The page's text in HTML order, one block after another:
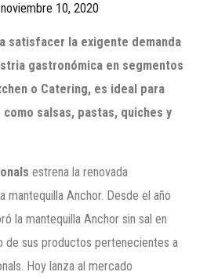
noviembre 10, 2020
satisfacer la exigente demanda
gastronómica en segmentos
o Catering, es ideal para
salsas, pastas, quiches y
estrena la renovada
mantequilla Anchor. Desde el año
la mantequilla Anchor sin sal en
de sus productos pertenecientes a
Hoy lanza al mercado